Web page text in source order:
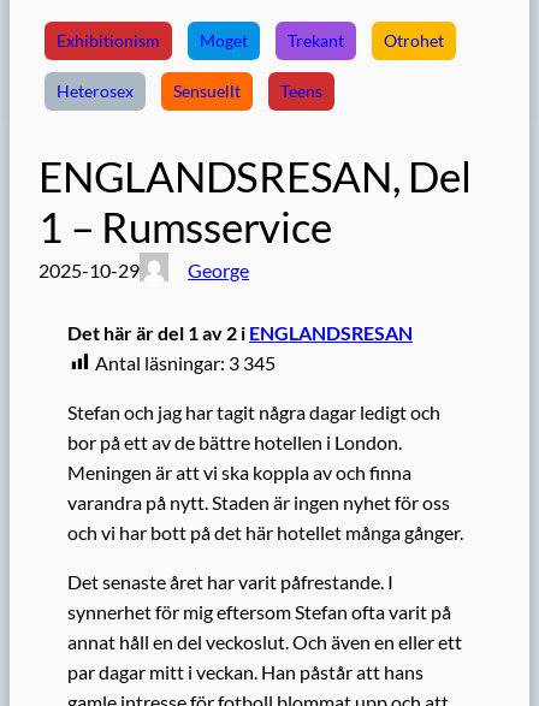
Exhibitionism Moget Trekant Otrohet
Heterosex Sensuellt Teens
ENGLANDSRESAN, Del
1 – Rumsservice
2025-10-29 George
Det här är del 1 av 2 i ENGLANDSRESAN
Antal läsningar: 3 345
Stefan och jag har tagit några dagar ledigt och
bor på ett av de bättre hotellen i London.
Meningen är att vi ska koppla av och finna
varandra på nytt. Staden är ingen nyhet för oss
och vi har bott på det här hotellet många gånger.
Det senaste året har varit påfrestande. I
synnerhet för mig eftersom Stefan ofta varit på
annat håll en del veckoslut. Och även en eller ett
par dagar mitt i veckan. Han påstår att hans